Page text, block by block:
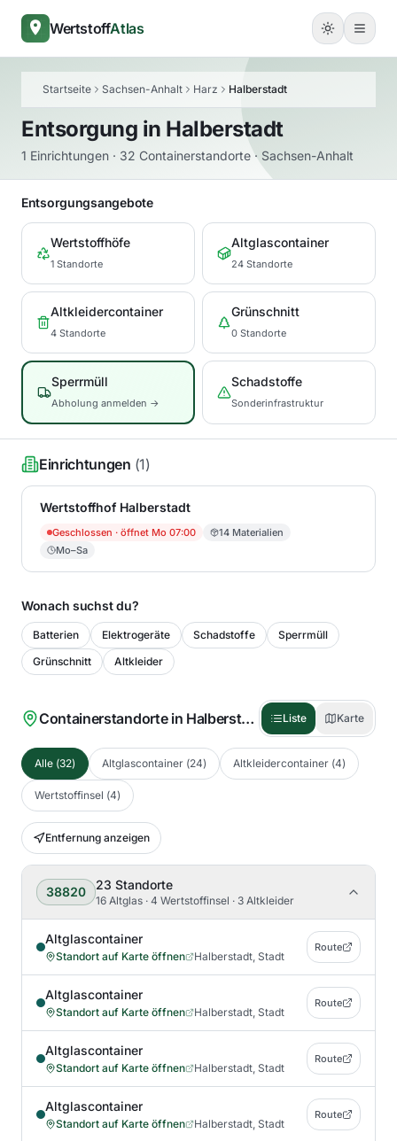
WertstoffAtlas
Startseite Sachsen-Anhalt Harz Halberstadt
Entsorgung in Halberstadt
1 Einrichtungen · 32 Containerstandorte · Sachsen-Anhalt
Entsorgungsangebote
Wertstoffhöfe
1 Standorte
Altglascontainer
24 Standorte
Altkleidercontainer
4 Standorte
Grünschnitt
0 Standorte
Sperrmüll
Abholung anmelden →
Schadstoffe
Sonderinfrastruktur
Einrichtungen (1)
Wertstoffhof Halberstadt
Geschlossen · öffnet Mo 07:00 14 Materialien
Mo–Sa
Wonach suchst du?
Batterien Elektrogeräte Schadstoffe
Sperrmüll
Grünschnitt
Altkleider
Containerstandorte in Halberstadt 32)
Liste Karte
Alle (32) Altglascontainer (24) Altkleidercontainer (4)
Wertstoffinsel (4)
Entfernung anzeigen
38820 23 Standorte
16 Altglas · 4 Wertstoffinsel · 3 Altkleider
Altglascontainer
Standort auf Karte öffnen Halberstadt, Stadt
Route
Altglascontainer
Standort auf Karte öffnen Halberstadt, Stadt
Route
Altglascontainer
Standort auf Karte öffnen Halberstadt, Stadt
Route
Altglascontainer
Standort auf Karte öffnen Halberstadt, Stadt
Route